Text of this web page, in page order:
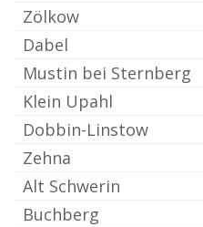
Zölkow
Dabel
Mustin bei Sternberg
Klein Upahl
Dobbin-Linstow
Zehna
Alt Schwerin
Buchberg